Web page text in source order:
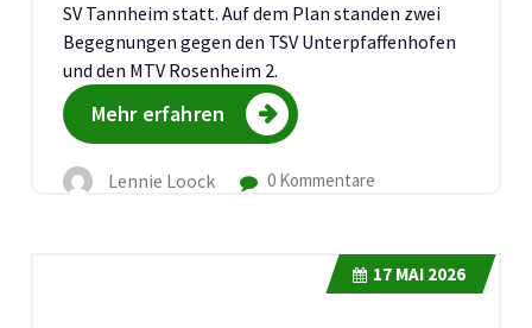
SV Tannheim statt. Auf dem Plan standen zwei
Begegnungen gegen den TSV Unterpfaffenhofen
und den MTV Rosenheim 2.
Mehr erfahren
Lennie Loock 0 Kommentare
17 MAI 2026